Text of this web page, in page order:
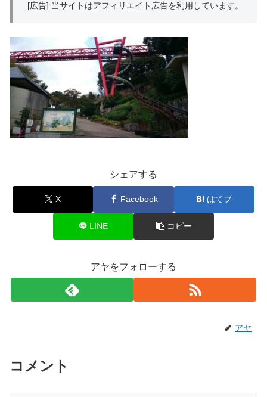
[広告] 当サイトはアフィリエイト広告を利用しています。
シェアする
X Facebook はてブ
LINE コピー
アヤをフォローする
アヤ
コメント